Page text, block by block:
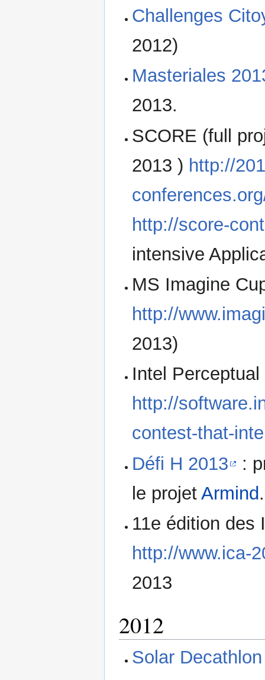
Challenges
2012)
Masteriales
2013.
SCORE (full
2013 ) http://
http://score-
intensive
MS Imagine
http://
2013)
Intel
http://
contest-that-
Défi H 2013
:
le projetArmind.
11e édition des
http://www.ica-
2013
2012
Solar